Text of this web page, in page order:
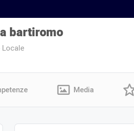
bartiromo
Locale
Media